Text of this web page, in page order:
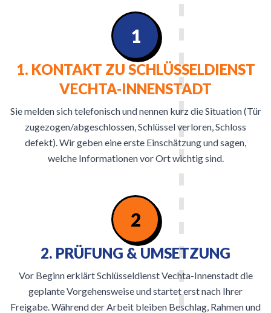
1. KONTAKT ZU SCHLÜSSELDIENST
VECHTA-INNENSTADT
Sie melden sich telefonisch und nennen kurz die Situation (Tür
zugezogen/abgeschlossen, Schlüssel verloren, Schloss
defekt). Wir geben eine erste Einschätzung und sagen,
welche Informationen vor Ort wichtig sind.
1
2
2. PRÜFUNG & UMSETZUNG
Vor Beginn erklärt Schlüsseldienst Vechta-Innenstadt die
geplante Vorgehensweise und startet erst nach Ihrer
Freigabe. Während der Arbeit bleiben Beschlag, Rahmen und